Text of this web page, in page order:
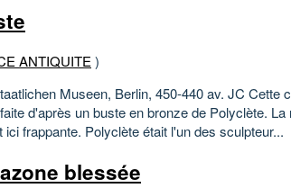
ANTIQUITE)
Museen, Berlin, 450-440 av. JC Cette
d'après un buste en bronze de Polyclète. La
ici frappante. Polyclète était l'un des sculpteur...
blessée